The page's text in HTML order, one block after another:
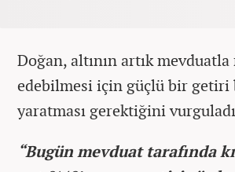
Doğan, altının artık
edebilmesi için güçlü bir getiri
yaratması gerektiğini
“Bugün mevduat tarafında